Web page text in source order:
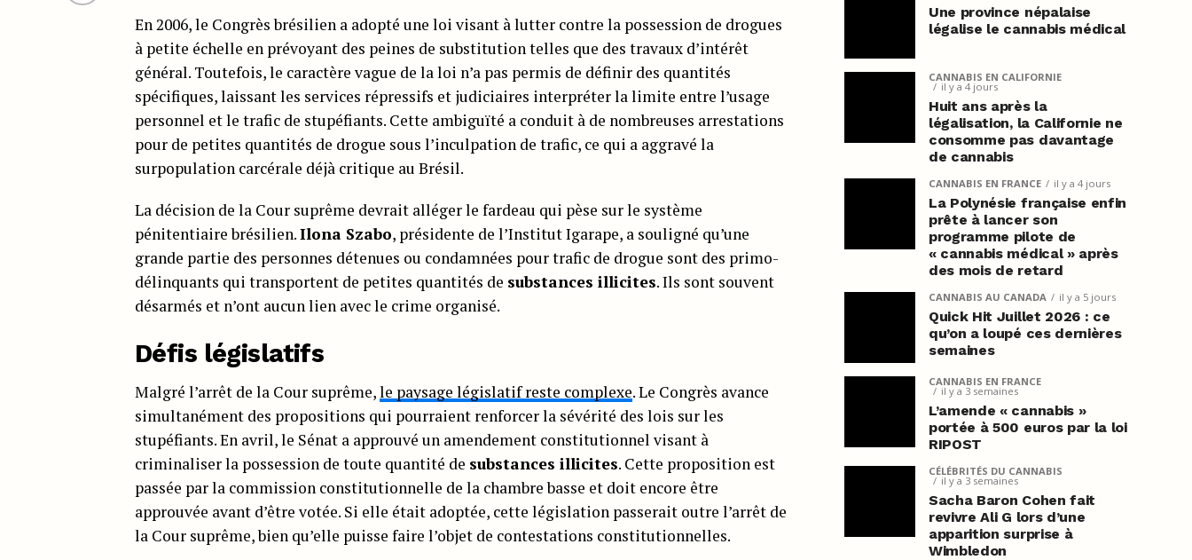
En 2006, le Congrès brésilien a adopté une loi visant à lutter contre la possession de drogues
à petite échelle en prévoyant des peines de substitution telles que des travaux d’intérêt
général. Toutefois, le caractère vague de la loi n’a pas permis de définir des quantités
spécifiques, laissant les services répressifs et judiciaires interpréter la limite entre l’usage
personnel et le trafic de stupéfiants. Cette ambiguïté a conduit à de nombreuses arrestations
pour de petites quantités de drogue sous l’inculpation de trafic, ce qui a aggravé la
surpopulation carcérale déjà critique au Brésil.
La décision de la Cour suprême devrait alléger le fardeau qui pèse sur le système
pénitentiaire brésilien.Ilona Szabo, présidente de l’Institut Igarape, a souligné qu’une
grande partie des personnes détenues ou condamnées pour trafic de drogue sont des primo-
délinquants qui transportent de petites quantités de substances illicites. Ils sont souvent
désarmés et n’ont aucun lien avec le crime organisé.
Défis législatifs
Malgré l’arrêt de la Cour suprême,le paysage législatif reste complexe. Le Congrès avance
simultanément des propositions qui pourraient renforcer la sévérité des lois sur les
stupéfiants. En avril, le Sénat a approuvé un amendement constitutionnel visant à
criminaliser la possession de toute quantité de substances illicites. Cette proposition est
passée par la commission constitutionnelle de la chambre basse et doit encore être
approuvée avant d’être votée. Si elle était adoptée, cette législation passerait outre l’arrêt de
la Cour suprême, bien qu’elle puisse faire l’objet de contestations constitutionnelles.
Une province népalaise
légalise le cannabis médical
CANNABIS EN CALIFORNIE
il y a 4 jours
Huit ans après la
légalisation, la Californie ne
consomme pas davantage
de cannabis
CANNABIS EN FRANCE il y a 4 jours
La Polynésie française enfin
prête à lancer son
programme pilote de
« cannabis médical » après
des mois de retard
CANNABIS AU CANADA il y a 5 jours
Quick Hit Juillet 2026 : ce
qu’on a loupé ces dernières
semaines
CANNABIS EN FRANCE
il y a 3 semaines
L’amende « cannabis »
portée à 500 euros par la loi
RIPOST
CÉLÉBRITÉS DU CANNABIS
il y a 3 semaines
Sacha Baron Cohen fait
revivre Ali G lors d’une
apparition surprise à
Wimbledon